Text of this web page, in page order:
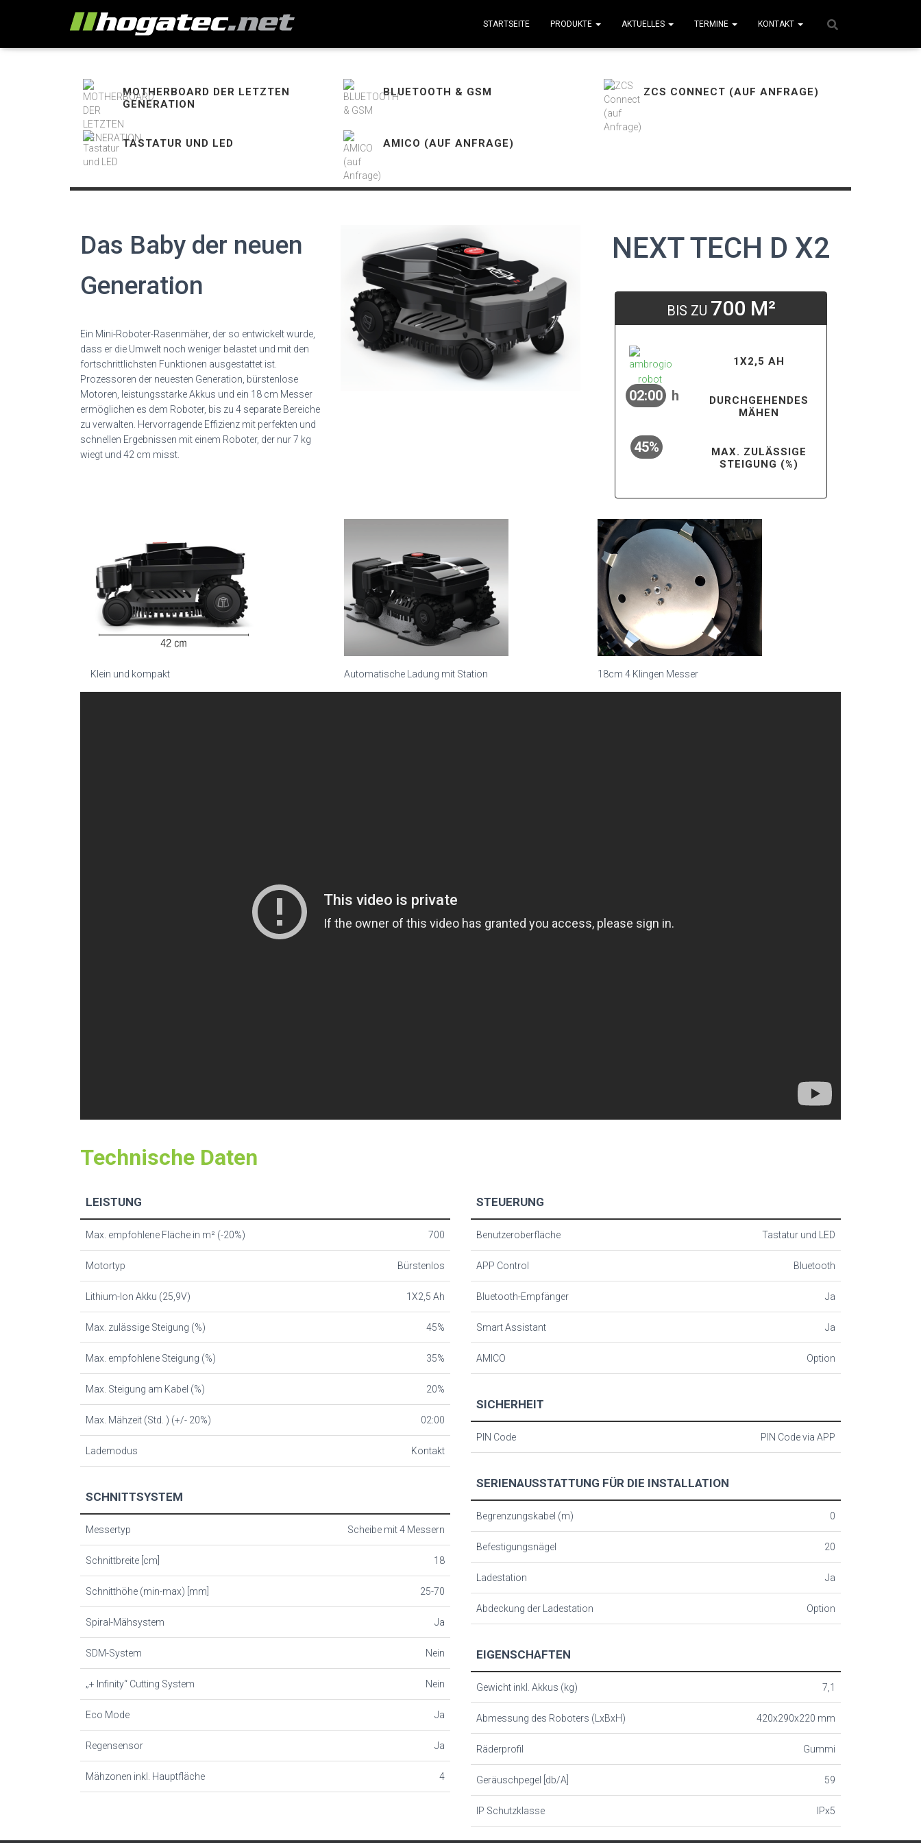
STARTSEITE PRODUKTE AKTUELLES TERMINE KONTAKT
MOTHERBOARD DER LETZTEN
GENERATION
BLUETOOTH & GSM ZCS CONNECT (AUF ANFRAGE)
TASTATUR UND LED AMICO (AUF ANFRAGE)
Das Baby der neuen
Generation
Ein Mini-Roboter-Rasenmäher, der so entwickelt wurde,
dass er die Umwelt noch weniger belastet und mit den
fortschrittlichsten Funktionen ausgestattet ist.
Prozessoren der neuesten Generation, bürstenlose
Motoren, leistungsstarke Akkus und ein 18 cm Messer
ermöglichen es dem Roboter, bis zu 4 separate Bereiche
zu verwalten. Hervorragende Effizienz mit perfekten und
schnellen Ergebnissen mit einem Roboter, der nur 7 kg
wiegt und 42 cm misst.
NEXT TECH D X2
BIS ZU 700 M²
1X2,5 AH
02:00 h
DURCHGEHENDES
MÄHEN
45%
MAX. ZULÄSSIGE
STEIGUNG (%)
Klein und kompakt Automatische Ladung mit Station 18cm 4 Klingen Messer
Technische Daten
LEISTUNG
Max. empfohlene Fläche in m² (-20%) 700
Motortyp Bürstenlos
Lithium-Ion Akku (25,9V) 1X2,5 Ah
Max. zulässige Steigung (%) 45%
Max. empfohlene Steigung (%) 35%
Max. Steigung am Kabel (%) 20%
Max. Mähzeit (Std. ) (+/- 20%) 02:00
Lademodus Kontakt
SCHNITTSYSTEM
Messertyp Scheibe mit 4 Messern
Schnittbreite [cm] 18
Schnitthöhe (min-max) [mm] 25-70
Spiral-Mähsystem Ja
SDM-System Nein
„+ Infinity“ Cutting System Nein
Eco Mode Ja
Regensensor Ja
Mähzonen inkl. Hauptfläche 4
STEUERUNG
Benutzeroberfläche Tastatur und LED
APP Control Bluetooth
Bluetooth-Empfänger Ja
Smart Assistant Ja
AMICO Option
SICHERHEIT
PIN Code PIN Code via APP
SERIENAUSSTATTUNG FÜR DIE INSTALLATION
Begrenzungskabel (m) 0
Befestigungsnägel 20
Ladestation Ja
Abdeckung der Ladestation Option
EIGENSCHAFTEN
Gewicht inkl. Akkus (kg) 7,1
Abmessung des Roboters (LxBxH) 420x290x220 mm
Räderprofil Gummi
Geräuschpegel [db/A] 59
IP Schutzklasse IPx5